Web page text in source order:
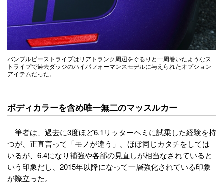
バンブルビーストライプはリアトランク周辺をぐるりと一周巻いたようなス
トライプで過去ダッジのハイパフォーマンスモデルに与えられたオプション
アイテムだった。
ボディカラーを含め唯一無二のマッスルカー
筆者は、過去に3度ほど6.1リッターヘミに試乗した経験を持
つが、正直言って「モノが違う」。ほぼ同じカタチをしては
いるが、6.4になり補強や各部の見直しが相当なされていると
いう印象だし、2015年以降になって一層強化されている印象
が際立った。